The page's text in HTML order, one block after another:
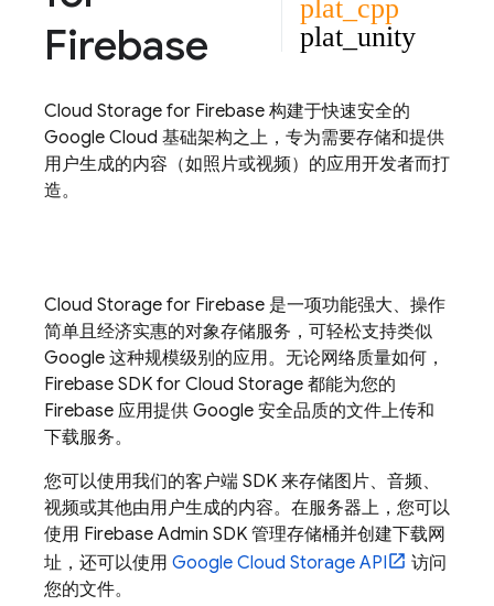
Firebase
plat_cpp
plat_unity
Cloud Storage for Firebase 构建于快速安全的
Google Cloud 基础架构之上，专为需要存储和提供
用户生成的内容（如照片或视频）的应用开发者而打
造。
Cloud Storage for Firebase 是一项功能强大、操作
简单且经济实惠的对象存储服务，可轻松支持类似
Google 这种规模级别的应用。无论网络质量如何，
Firebase SDK for Cloud Storage 都能为您的
Firebase 应用提供 Google 安全品质的文件上传和
下载服务。
您可以使用我们的客户端 SDK 来存储图片、音频、
视频或其他由用户生成的内容。在服务器上，您可以
使用 Firebase Admin SDK 管理存储桶并创建下载网
址，还可以使用 Google Cloud Storage API
访问
您的文件。